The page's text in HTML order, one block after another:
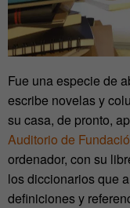
Fue una especie de
escribe novelas y
su casa, de pronto,
Auditorio de
ordenador, con su
los diccionarios que
definiciones y